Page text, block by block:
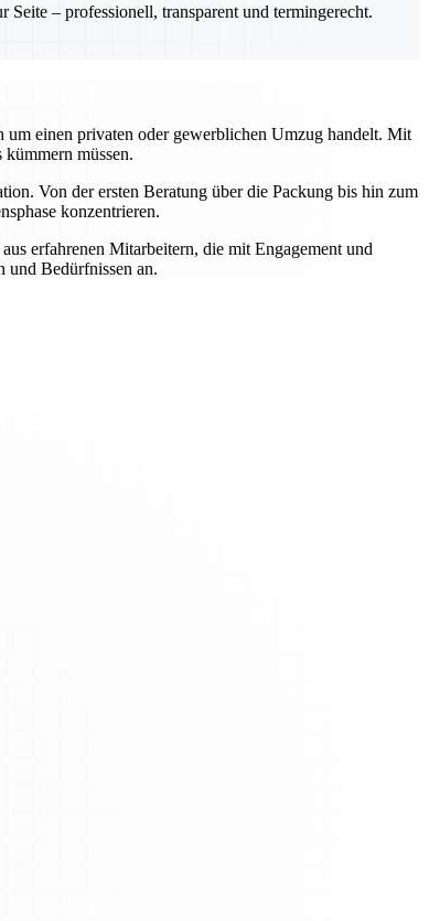
Seite – professionell, transparent und termingerecht.
einen privaten oder gewerblichen Umzug handelt. Mit
müssen.
Von der ersten Beratung über die Packung bis hin zum
konzentrieren.
erfahrenen Mitarbeitern, die mit Engagement und
und Bedürfnissen an.